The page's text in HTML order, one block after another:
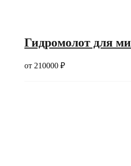
Гидромолот для
от 210000 ₽